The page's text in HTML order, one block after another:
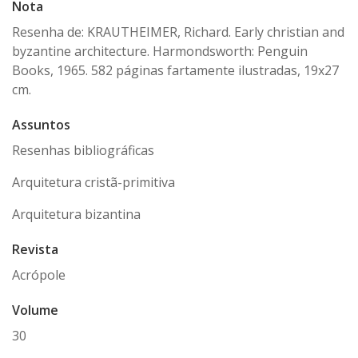
Nota
Resenha de: KRAUTHEIMER, Richard. Early christian and
byzantine architecture. Harmondsworth: Penguin
Books, 1965. 582 páginas fartamente ilustradas, 19x27
cm.
Assuntos
Resenhas bibliográficas
Arquitetura cristã-primitiva
Arquitetura bizantina
Revista
Acrópole
Volume
30